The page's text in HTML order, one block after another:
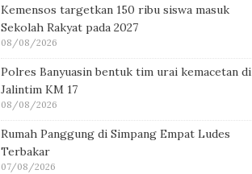
Kemensos targetkan 150 ribu siswa masuk
Sekolah Rakyat pada 2027
08/08/2026
Polres Banyuasin bentuk tim urai kemacetan di
Jalintim KM 17
08/08/2026
Rumah Panggung di Simpang Empat Ludes
Terbakar
07/08/2026